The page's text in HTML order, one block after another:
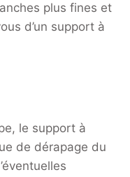
plus fines et
d’un support à
le support à
de dérapage du